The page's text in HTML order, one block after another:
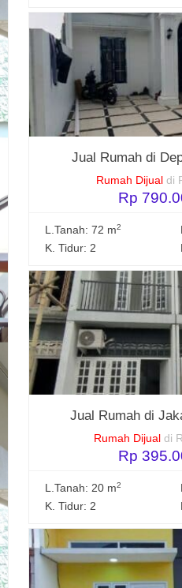
Jual Rumah di
Rumah Dijual di
Rp
L.Tanah: 72 m2
K. Tidur: 2
Jual Rumah di
Rumah Dijual di
Rp
L.Tanah: 20 m2
K. Tidur: 2